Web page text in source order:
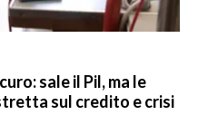
sale il Pil, ma le
sul credito e crisi